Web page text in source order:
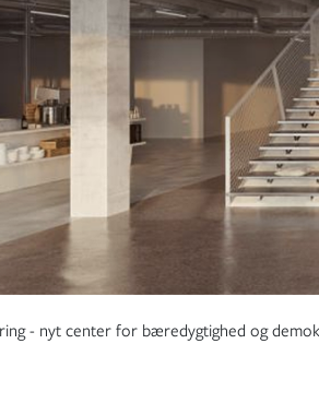
- nyt center for bæredygtighed og